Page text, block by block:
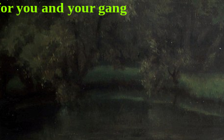
you and your gang